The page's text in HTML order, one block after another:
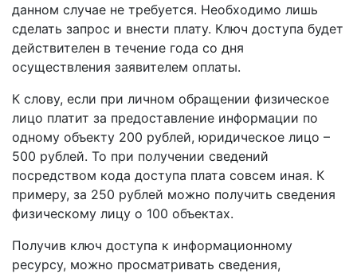
данном случае не требуется. Необходимо лишь
сделать запрос и внести плату. Ключ доступа будет
действителен в течение года со дня
осуществления заявителем оплаты.
К слову, если при личном обращении физическое
лицо платит за предоставление информации по
одному объекту 200 рублей, юридическое лицо –
500 рублей. То при получении сведений
посредством кода доступа плата совсем иная. К
примеру, за 250 рублей можно получить сведения
физическому лицу о 100 объектах.
Получив ключ доступа к информационному
ресурсу, можно просматривать сведения,